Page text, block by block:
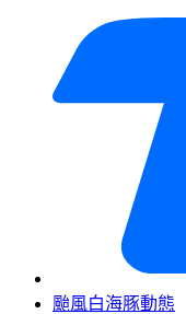
颱風白海豚動態